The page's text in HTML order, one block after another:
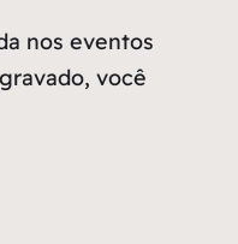
nos eventos
você